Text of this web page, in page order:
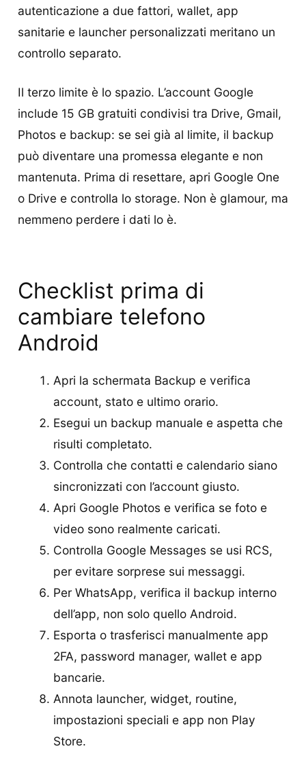
autenticazione a due fattori, wallet, app
sanitarie e launcher personalizzati meritano un
controllo separato.
Il terzo limite è lo spazio. L’account Google
include 15 GB gratuiti condivisi tra Drive, Gmail,
Photos e backup: se sei già al limite, il backup
può diventare una promessa elegante e non
mantenuta. Prima di resettare, apri Google One
o Drive e controlla lo storage. Non è glamour, ma
nemmeno perdere i dati lo è.
Checklist prima di
cambiare telefono
Android
Apri la schermata Backup e verifica
account, stato e ultimo orario.
Esegui un backup manuale e aspetta che
risulti completato.
Controlla che contatti e calendario siano
sincronizzati con l’account giusto.
Apri Google Photos e verifica se foto e
video sono realmente caricati.
Controlla Google Messages se usi RCS,
per evitare sorprese sui messaggi.
Per WhatsApp, verifica il backup interno
dell’app, non solo quello Android.
Esporta o trasferisci manualmente app
2FA, password manager, wallet e app
bancarie.
Annota launcher, widget, routine,
impostazioni speciali e app non Play
Store.